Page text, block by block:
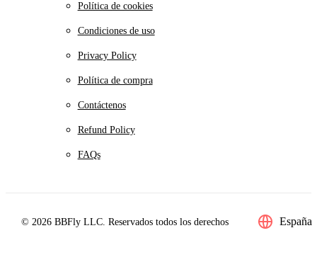
Política de cookies
Condiciones de uso
Privacy Policy
Política de compra
Contáctenos
Refund Policy
FAQs
© 2026 BBFly LLC. Reservados todos los derechos España